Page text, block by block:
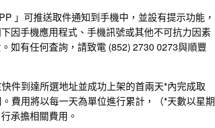
」可推送取件通知到手機中，並設有提示功能，
因手機應用程式、手機訊號或其他不可抗力因素
如有任何査詢，請致電 (852) 2730 0273與順豐
件到達所選地址並成功上架的首兩天*內完成取
費用將以每一天為單位進行累計，（*天數以星期
承擔相關費用。